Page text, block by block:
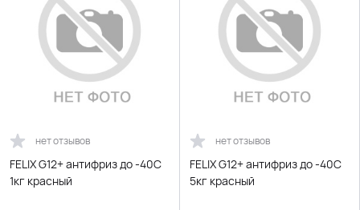
нет отзывов
FELIX G12+ антифриз до -40С
1кг красный
нет отзывов
FELIX G12+ антифриз до -40С
5кг красный